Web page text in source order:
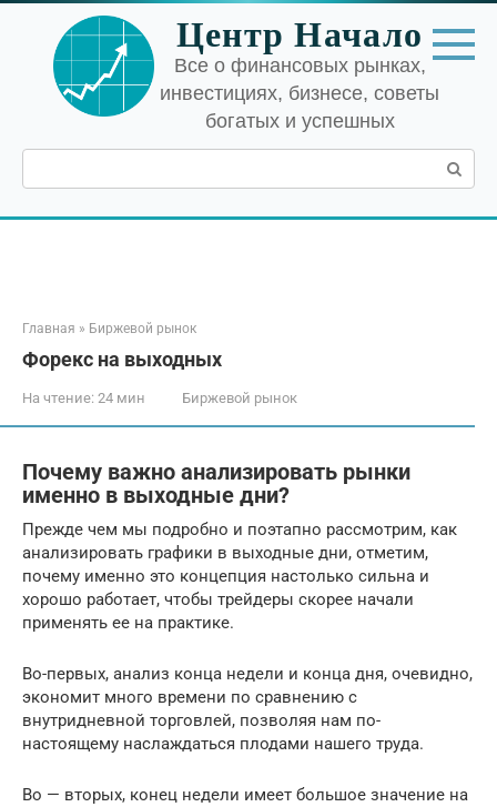
Перейти
контенту
Центр Начало
Все о финансовых рынках,
инвестициях, бизнесе, советы
богатых и успешных
Поиск:
Главная » Биржевой рынок
Форекс на выходных
На чтение: 24 мин Биржевой рынок
Почему важно анализировать рынки
именно в выходные дни?
Прежде чем мы подробно и поэтапно рассмотрим, как
анализировать графики в выходные дни, отметим,
почему именно это концепция настолько сильна и
хорошо работает, чтобы трейдеры скорее начали
применять ее на практике.
Во-первых, анализ конца недели и конца дня, очевидно,
экономит много времени по сравнению с
внутридневной торговлей, позволяя нам по-
настоящему наслаждаться плодами нашего труда.
Во — вторых, конец недели имеет большое значение на